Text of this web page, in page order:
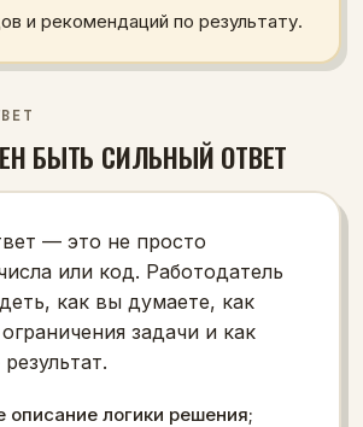
и рекомендаций по результату.
БЫТЬ СИЛЬНЫЙ ОТВЕТ
— это не просто
или код. Работодатель
как вы думаете, как
задачи и как
описание логики решения;